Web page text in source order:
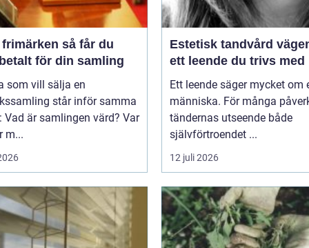
så får du
för din samling
som vill sälja en
står inför samma
Vad är samlingen värd? Var
m...
Estetisk tandvård vägen till
ett leende du trivs med
Ett leende säger mycket om
människa. För många
tändernas utseende både
självförtroendet ...
12 juli 2026